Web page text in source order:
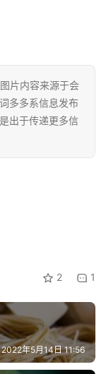
片内容来源于会
多多系信息发布
出于传递更多信
2 1
2022年5月14日 11:56